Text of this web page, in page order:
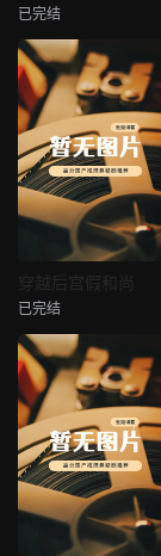
邪王追妻
未知
已完结
未知
穿越后宫假和尚
已完结